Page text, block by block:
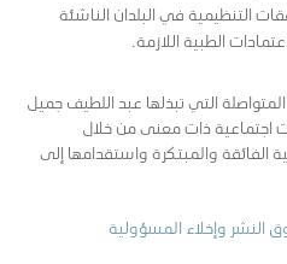
التنظيمية في البلدان الناشئة
الطبية اللازمة.
التي تبذلها عبد اللطيف جميل
اجتماعية ذات معنى من خلال
الفائقة والمبتكرة واستقدامها إلى
النشر وإخلاء المسؤولية